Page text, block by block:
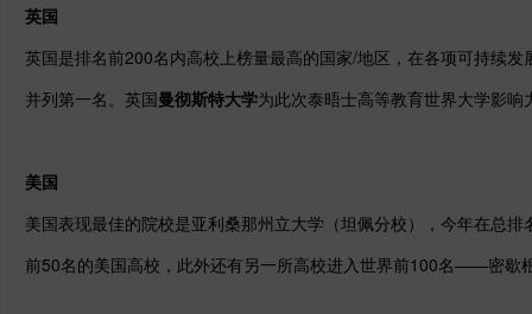
英国
英国是排名前200名内高校上榜量最高的国家/地区，在各项可持续
并列第一名。英国曼彻斯特大学为此次泰晤士高等教育世界大学影响
美国
美国表现最佳的院校是亚利桑那州立大学（坦佩分校），今年在总
前50名的美国高校，此外还有另一所高校进入世界前100名——密歇